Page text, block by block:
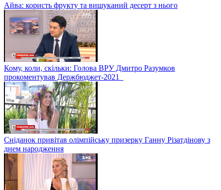
Айва: користь фрукту та вишуканий десерт з нього
Кому, коли, скільки: Голова ВРУ Дмитро Разумков
прокоментував Держбюджет-2021
Сніданок привітав олімпійську призерку Ганну Різатдінову з
днем народження